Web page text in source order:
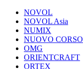
NOVOL
NOVOL Asia
NUMIX
NUOVO CORSO
OMG
ORIENTCRAFT
ORTEX